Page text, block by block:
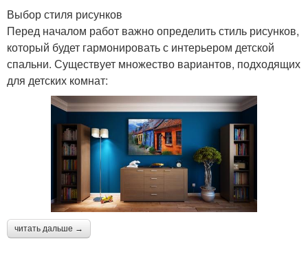
Выбор стиля рисунков
Перед началом работ важно определить стиль рисунков,
который будет гармонировать с интерьером детской
спальни. Существует множество вариантов, подходящих
для детских комнат:
читать дальше →